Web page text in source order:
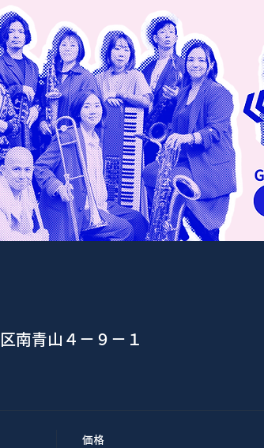
区南青山４−９−１
価格